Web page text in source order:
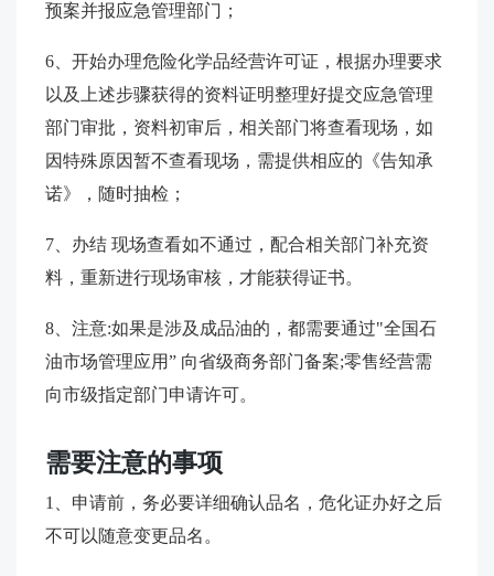
预案并报应急管理部门；
6、开始办理危险化学品经营许可证，根据办理要求
以及上述步骤获得的资料证明整理好提交应急管理
部门审批，资料初审后，相关部门将查看现场，如
因特殊原因暂不查看现场，需提供相应的《告知承
诺》，随时抽检；
7、办结 现场查看如不通过，配合相关部门补充资
料，重新进行现场审核，才能获得证书。
8、注意:如果是涉及成品油的，都需要通过"全国石
油市场管理应用” 向省级商务部门备案;零售经营需
向市级指定部门申请许可。
需要注意的事项
1、申请前，务必要详细确认品名，危化证办好之后
不可以随意变更品名。